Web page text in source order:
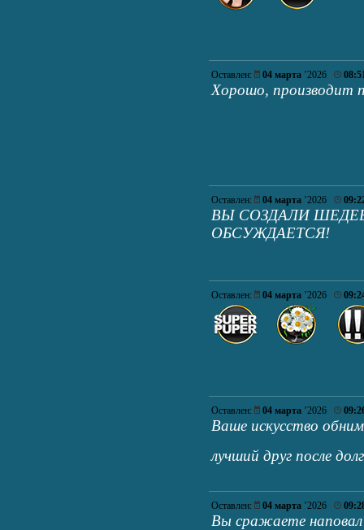
Оставлен: 04 марта ’2026
Хорошо, производит
Оставлен: 04 марта ’2026
ВЫ СОЗДАЛИ
ОБСУЖДАЕТСЯ!
Оставлен: 04 марта ’2026
Оставлен: 04 марта ’2026
Ваше искусство
лучший друг после
Оставлен: 04 марта ’2026
Вы сражаете наповал